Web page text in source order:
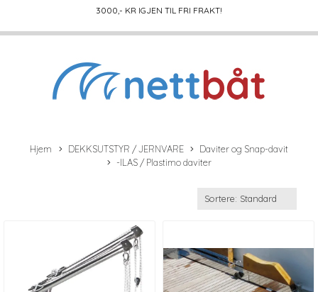
3000,- KR IGJEN TIL FRI FRAKT!
Hjem DEKKSUTSTYR / JERNVARE
Daviter og Snap-davit
-ILAS / Plastimo daviter